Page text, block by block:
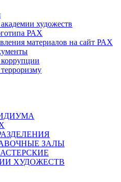
художеств
РАХ
материалов на сайт РАХ
ЗАЛЫ
ХУДОЖЕСТВ